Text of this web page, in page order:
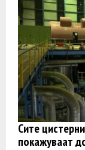
Сите
покажуваат